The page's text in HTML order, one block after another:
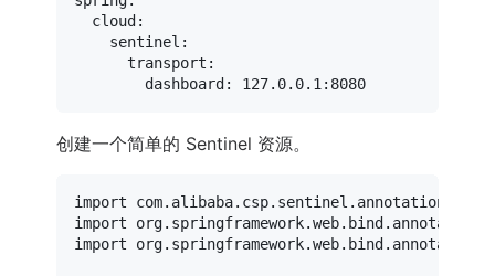
cloud:
sentinel:
transport:
dashboard:
127.0.0.1 :8080
创建一个简单的 Sentinel 资源。
import
import
import